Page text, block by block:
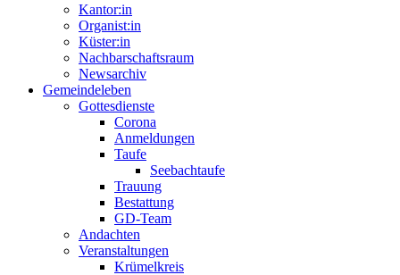
Kantor:in
Organist:in
Küster:in
Nachbarschaftsraum
Newsarchiv
Gemeindeleben
Gottesdienste
Corona
Anmeldungen
Taufe
Seebachtaufe
Trauung
Bestattung
GD-Team
Andachten
Veranstaltungen
Krümelkreis